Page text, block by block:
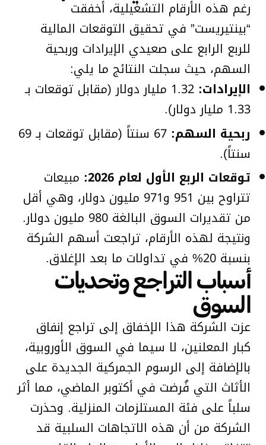
رغم هذه الأرقام التشغيلية، أخفقت
“بينتيريست” في تحقيق التوقعات المالية
للربع الرابع على صعيدي الإيرادات وربحية
السهم، حيث سجلت النتائج ما يلي:
الإيرادات:
1.32 مليار دولار (مقابل توقعات بـ
1.33 مليار دولار).
ربحية السهم:
67 سنتاً (مقابل توقعات بـ 69
سنتاً).
توقعات الربع الأول لعام 2026:
مبيعات
تتراوح بين 951 و971 مليون دولار، وهي أقل
من تقديرات السوق البالغة 980 مليون دولار.
ونتيجة لهذه الأرقام، تراجعت أسهم الشركة
بنسبة 20% في تداولات ما بعد الإغلاق.
أسباب التراجع وتحديات
السوق
عزت الشركة هذا الإخفاق إلى تراجع إنفاق
كبار المعلنين، لا سيما في السوق الأوروبية،
بالإضافة إلى الرسوم الجمركية الجديدة على
الأثاث التي فُرضت في أكتوبر الماضي، مما أثر
سلباً على فئة المستلزمات المنزلية. وحذرت
الشركة من أن هذه الاتجاهات السلبية قد